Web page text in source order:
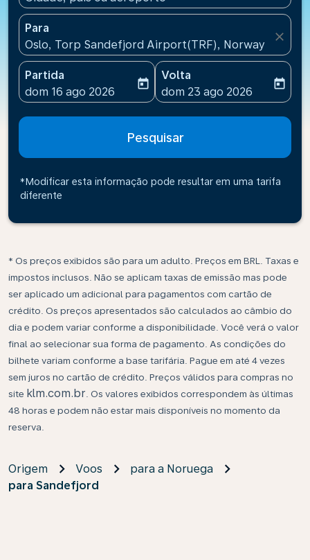
Para
Oslo, Torp Sandefjord Airport(TRF), Norway
close
Partida
fc-booking-departure-date-aria-label
dom 16 ago 2026
today
Volta
fc-booking-return-date-
dom 23 ago 2026
today
Pesquisar
*Modificar esta informação pode resultar em uma tarifa
diferente
* Os preços exibidos são para um adulto. Preços em BRL. Taxas e
impostos inclusos. Não se aplicam taxas de emissão mas pode
ser aplicado um adicional para pagamentos com cartão de
crédito. Os preços apresentados são calculados ao câmbio do
dia e podem variar conforme a disponibilidade. Você verá o valor
final ao selecionar sua forma de pagamento. As condições do
bilhete variam conforme a base tarifária. Pague em até 4 vezes
sem juros no cartão de crédito. Preços válidos para compras no
site klm.com.br . Os valores exibidos correspondem às últimas
48 horas e podem não estar mais disponíveis no momento da
reserva.
Origem Voos
para a Noruega
para Sandefjord